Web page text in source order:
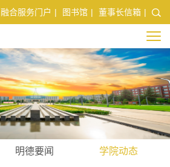
融合服务门户 | 图书馆 | 董事长信箱 |
明德要闻 学院动态